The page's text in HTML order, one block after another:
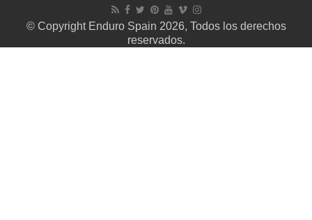
© Copyright Enduro Spain 2026, Todos los derechos
reservados.